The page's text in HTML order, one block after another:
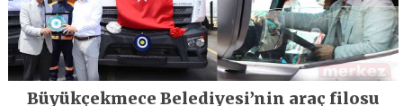
Büyükçekmece Belediyesi’nin araç filosu